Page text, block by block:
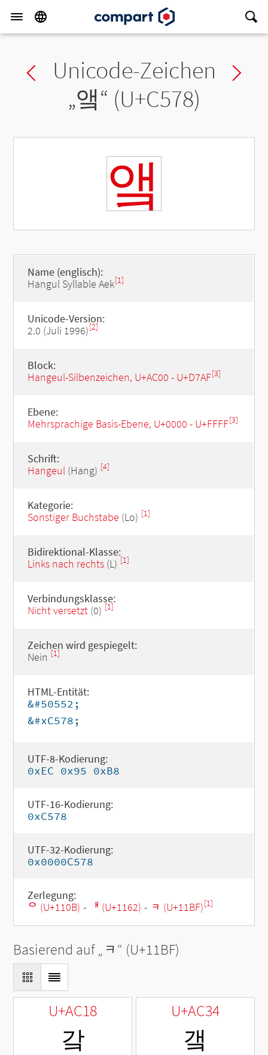
Previous char
Unicode-Zeichen
„앸“ (U+C578)
앸
Name (englisch):
Hangul Syllable Aek[1]
Unicode-Version:
2.0 (Juli 1996)[2]
Block:
Hangeul-Silbenzeichen, U+AC00 - U+D7AF[3]
Ebene:
Mehrsprachige Basis-Ebene, U+0000 - U+FFFF[3]
Schrift:
Hangeul(Hang) [4]
Kategorie:
Sonstiger Buchstabe (Lo) [1]
Bidirektional-Klasse:
Links nach rechts(L) [1]
Verbindungsklasse:
Nicht versetzt(0) [1]
Zeichen wird gespiegelt:
Nein [1]
HTML-Entität:
&#50552;
&#xC578;
UTF-8-Kodierung:
0xEC 0x95 0xB8
UTF-16-Kodierung:
0xC578
UTF-32-Kodierung:
0x0000C578
Zerlegung:
ᄋ (U+110B) - ᅢ (U+1162) - ᆿ (U+11BF)[1]
Basierend auf „ᆿ“ (U+11BF)
U+AC18
갘
U+AC34
갴